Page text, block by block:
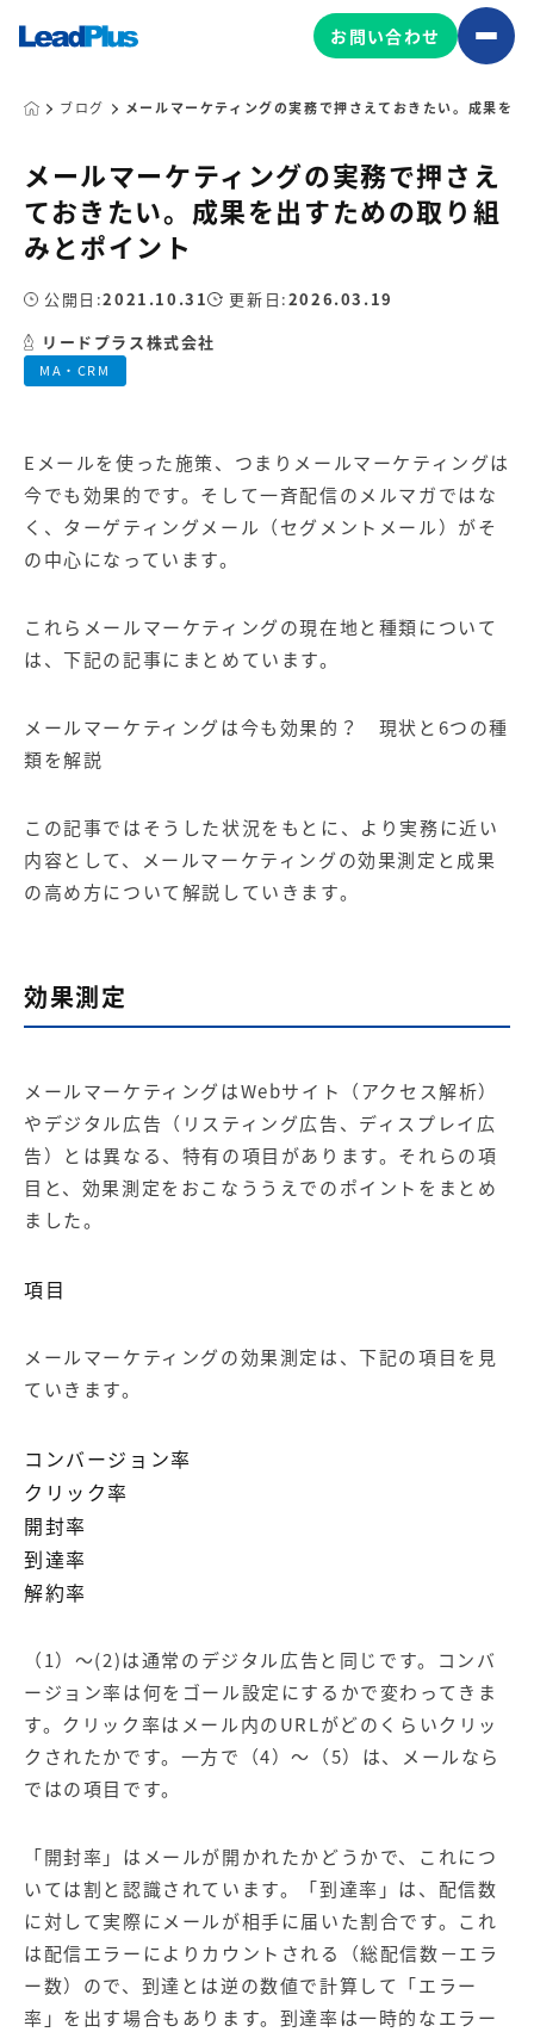
広告プロモーション
MA/CRM/SFA導入・運用
Web制作
マーケティングコンサルティング
コンテンツ制作
マーケティング基盤の製品
Leadplus One
マーケティングサービスの製品
【店舗型ビジネス向け】エリ
ア
【金融機関向け】マーケティ
【IT企業向け】マーケティン
SNSアカウント運用代行サー
ビス（LINE）
広告プロモーションの製品
Web広告サービス
Web広告パッケージ
【塾・個別塾業界向け】新規
集客Web広告パッケージ
サイトアクセス増加パッケー
ジ
Web制作の製品
お問い合わせ
ブログ メールマーケティングの実務で押さえておきたい。成果を
メールマーケティングの実務で押さえ
ておきたい。成果を出すための取り組
みとポイント
MA・CRM
公開日:2021.10.31 更新日:2026.03.19
リードプラス株式会社
Eメールを使った施策、つまりメールマーケティングは
今でも効果的です。そして一斉配信のメルマガではな
く、ターゲティングメール（セグメントメール）がそ
の中心になっています。
これらメールマーケティングの現在地と種類について
は、下記の記事にまとめています。
メールマーケティングは今も効果的？ 現状と6つの種
類を解説
この記事ではそうした状況をもとに、より実務に近い
内容として、メールマーケティングの効果測定と成果
の高め方について解説していきます。
効果測定
メールマーケティングはWebサイト（アクセス解析）
やデジタル広告（リスティング広告、ディスプレイ広
告）とは異なる、特有の項目があります。それらの項
目と、効果測定をおこなううえでのポイントをまとめ
ました。
項目
メールマーケティングの効果測定は、下記の項目を見
ていきます。
コンバージョン率
クリック率
開封率
到達率
解約率
（1）～(2)は通常のデジタル広告と同じです。コンバ
ージョン率は何をゴール設定にするかで変わってきま
す。クリック率はメール内のURLがどのくらいクリッ
クされたかです。一方で（4）～（5）は、メールなら
ではの項目です。
「開封率」はメールが開かれたかどうかで、これにつ
いては割と認識されています。「到達率」は、配信数
に対して実際にメールが相手に届いた割合です。これ
は配信エラーによりカウントされる（総配信数－エラ
ー数）ので、到達とは逆の数値で計算して「エラー
率」を出す場合もあります。到達率は一時的なエラー